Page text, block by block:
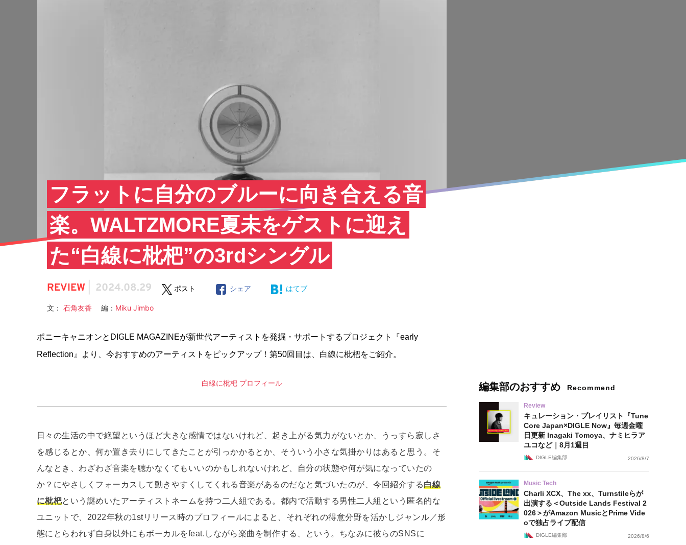
フラットに自分のブルーに向き合える音
楽。WALTZMORE夏未をゲストに迎え
た“白線に枇杷”の3rdシングル
REVIEW 2024.08.29 ポスト シェア はてブ
文： 石角友香 編： Miku Jimbo
ポニーキャニオンとDIGLE MAGAZINEが新世代アーティストを発掘・サポートするプロジェクト『early
Reflection』より、今おすすめのアーティストをピックアップ！第50回目は、白線に枇杷をご紹介。
白線に枇杷 プロフィール
日々の生活の中で絶望というほど大きな感情ではないけれど、起き上がる気力がないとか、うっすら寂しさ
を感じるとか、何か置き去りにしてきたことが引っかかるとか、そういう小さな気掛かりはあると思う。そ
んなとき、わざわざ音楽を聴かなくてもいいのかもしれないけれど、自分の状態や何が気になっていたの
か？にやさしくフォーカスして動きやすくしてくれる音楽があるのだなと気づいたのが、今回紹介する白線
に枇杷という謎めいたアーティストネームを持つ二人組である。都内で活動する男性二人組という匿名的な
ユニットで、2022年秋の1stリリース時のプロフィールによると、それぞれの得意分野を活かしジャンル／形
態にとらわれず自身以外にもボーカルをfeat.しながら楽曲を制作する、という。ちなみに彼らのSNSに
編集部のおすすめ Recommend
Review
キュレーション・プレイリスト『Tune
Core Japan×DIGLE Now』毎週金曜
日更新 Inagaki Tomoya、ナミヒラア
ユコなど｜8月1週目
DIGLE編集部 2026/8/7
Music Tech
Charli XCX、The xx、Turnstileらが
出演する＜Outside Lands Festival 2
026＞がAmazon MusicとPrime Vide
oで独占ライブ配信
DIGLE編集部 2026/8/6